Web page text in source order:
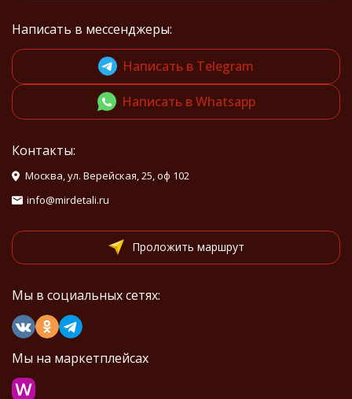
Написать в мессенджеры:
Написать в Telegram
Написать в Whatsapp
Контакты:
Москва, ул. Верейская, 25, оф 102
info@mirdetali.ru
Проложить маршрут
Мы в социальных сетях:
Мы на маркетплейсах